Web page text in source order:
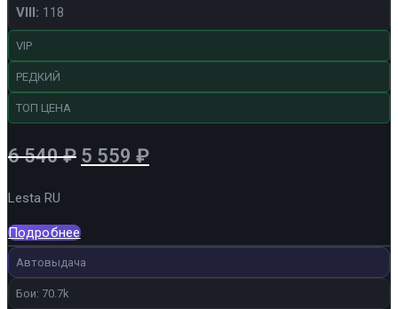
VIII: 118
VIP
РЕДКИЙ
ТОП ЦЕНА
6 540₽ Первоначальная
6
540 ₽.
5 559 ₽Текущая
Lesta RU
Подробнее
Автовыдача
Бои: 70.7k